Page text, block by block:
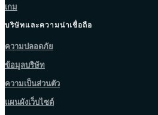
เกม
บริษัทและความน่าเชื่อถือ
ความปลอดภัย
ข้อมูลบริษัท
ความเป็นส่วนตัว
แผนผังเว็บไซต์